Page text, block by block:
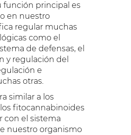
función principal es
en nuestro
regular muchas
como el
de defensas, el
y regulación del
e
otras.
similar a los
fitocannabinoides
con el sistema
nuestro organismo